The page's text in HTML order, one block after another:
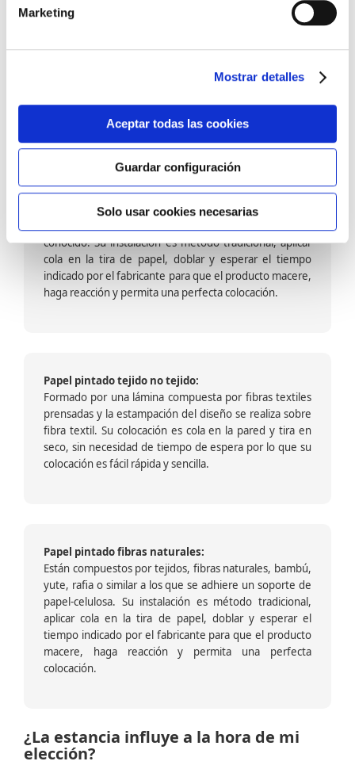
Marketing
Mostrar detalles
Aceptar todas las cookies
Guardar configuración
Solo usar cookies necesarias
barniz multiadherente en base agua. En zonas de
fuegos, se recomienda proteger con placas, silestone,
dado que el frotar en exceso dañaría el papel. Su
colocación es cola en la pared y tira en seco, sin
colocación es fácil rápida y sencilla.
Papel pintado calidad papel:
Formado por una capa de papel sobre un soporte de
conocido. Su instalación es método tradicional, aplicar
cola en la tira de papel, doblar y esperar el tiempo
indicado por el fabricante para que el producto macere,
haga reacción y permita una perfecta colocación.
Papel pintado tejido no tejido:
Formado por una lámina compuesta por fibras textiles
prensadas y la estampación del diseño se realiza sobre
fibra textil. Su colocación es cola en la pared y tira en
seco, sin necesidad de tiempo de espera por lo que su
colocación es fácil rápida y sencilla.
Papel pintado fibras naturales:
Están compuestos por tejidos, fibras naturales, bambú,
yute, rafia o similar a los que se adhiere un soporte de
papel-celulosa. Su instalación es método tradicional,
aplicar cola en la tira de papel, doblar y esperar el
tiempo indicado por el fabricante para que el producto
macere, haga reacción y permita una perfecta
colocación.
¿La estancia influye a la hora de mi
elección?